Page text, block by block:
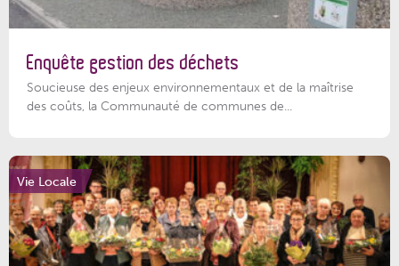
Enquête gestion des déchets
Soucieuse des enjeux environnementaux et de la maîtrise
des coûts, la Communauté de communes de...
Vie Locale